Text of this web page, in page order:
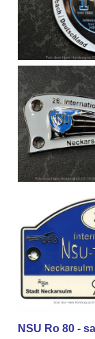
NSU Ro 80 -